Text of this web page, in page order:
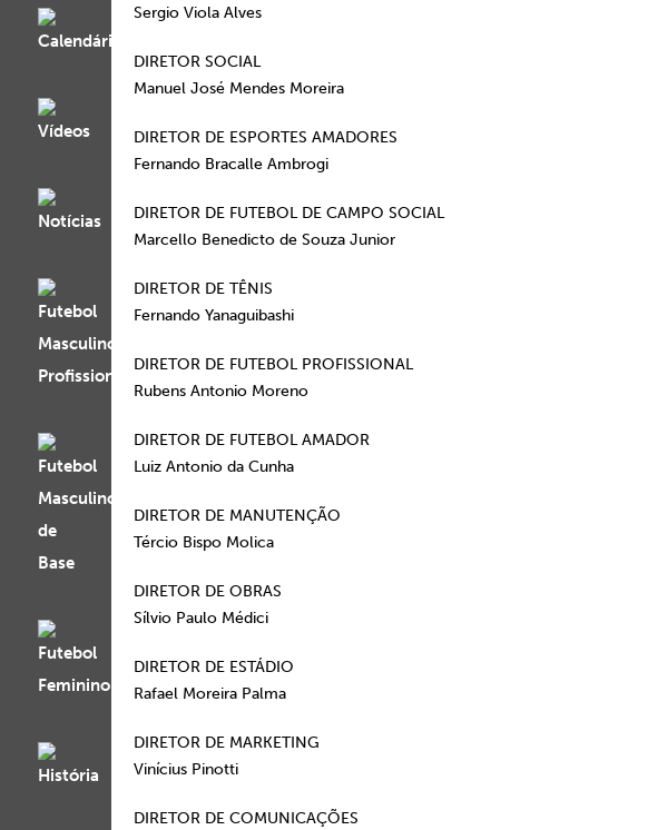
Sergio Viola Alves
DIRETOR SOCIAL
Manuel José Mendes Moreira
DIRETOR DE ESPORTES AMADORES
Fernando Bracalle Ambrogi
DIRETOR DE FUTEBOL DE CAMPO SOCIAL
Marcello Benedicto de Souza Junior
DIRETOR DE TÊNIS
Fernando Yanaguibashi
DIRETOR DE FUTEBOL PROFISSIONAL
Rubens Antonio Moreno
DIRETOR DE FUTEBOL AMADOR
Luiz Antonio da Cunha
DIRETOR DE MANUTENÇÃO
Tércio Bispo Molica
DIRETOR DE OBRAS
Sílvio Paulo Médici
DIRETOR DE ESTÁDIO
Rafael Moreira Palma
DIRETOR DE MARKETING
Vinícius Pinotti
DIRETOR DE COMUNICAÇÕES